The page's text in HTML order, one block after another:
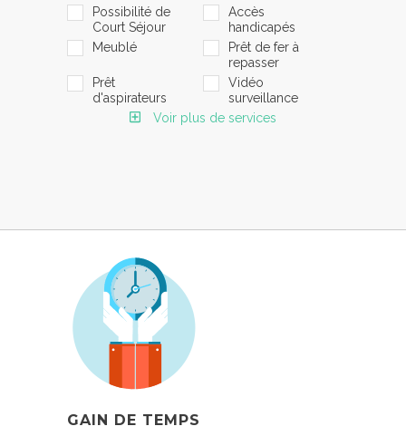
Possibilité de
Court Séjour
Accès
handicapés
Meublé
Prêt de fer à
repasser
Prêt
d'aspirateurs
Vidéo
surveillance
Voir plus de services
GAIN DE TEMPS